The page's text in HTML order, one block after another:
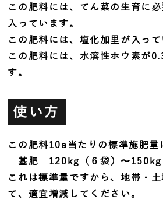
この肥料には、てん菜の生育に
入っています。
この肥料には、塩化加里が入って
この肥料には、水溶性ホウ素が
す。
使い方
この肥料10a当たりの標準施肥量
基肥 120kg（６袋）〜150kg
これは標準量ですから、地帯・
て、適宜増減してください。